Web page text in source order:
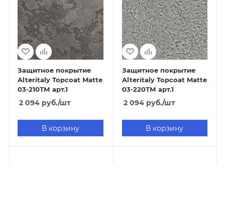
Защитное покрытие
Alteritaly Topcoat Matte
03-210ТМ арт.1
2 094 руб./шт
В корзину
Защитное покрытие
Alteritaly Topcoat Matte
03-220ТМ арт.1
2 094руб./шт
В корзину